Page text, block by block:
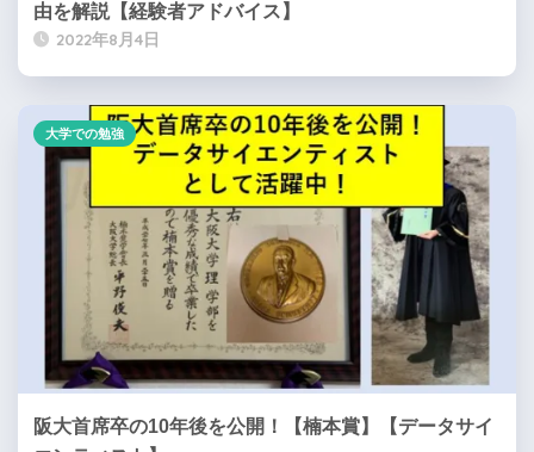
由を解説【経験者アドバイス】
2022年8月4日
阪大首席卒の10年後を公開！【楠本賞】【データサイ
大学での勉強